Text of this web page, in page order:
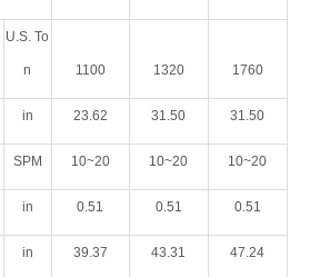
U.S. To
n 1100 1320 1760
in 23.62 31.50 31.50
SPM 10~20 10~20 10~20
in 0.51 0.51 0.51
in 39.37 43.31 47.24